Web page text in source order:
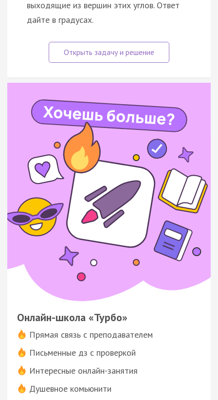
выходящие из вершин этих углов. Ответ
дайте в градусах.
Онлайн-школа «Турбо»
Прямая связь с преподавателем
Письменные дз с проверкой
Интересные онлайн-занятия
Душевное комьюнити